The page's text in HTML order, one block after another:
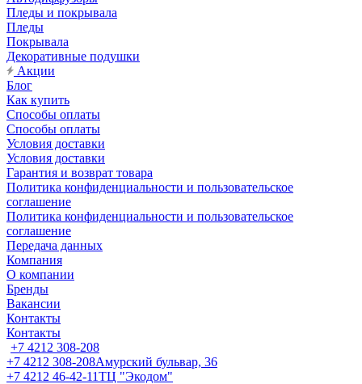
Пледы и покрывала
Пледы
Покрывала
Декоративные подушки
Акции
Блог
Как купить
Способы оплаты
Способы оплаты
Условия доставки
Условия доставки
Гарантия и возврат товара
Политика конфиденциальности и пользовательское
соглашение
Политика конфиденциальности и пользовательское
соглашение
Передача данных
Компания
О компании
Бренды
Вакансии
Контакты
Контакты
+7 4212 308-208
+7 4212 308-208Амурский бульвар, 36
+7 4212 46-42-11ТЦ "Экодом"